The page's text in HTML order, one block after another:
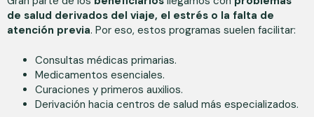
de salud derivados del viaje, el estrés o la falta de
atención previa. Por eso, estos programas suelen facilitar:
Consultas médicas primarias.
Medicamentos esenciales.
Curaciones y primeros auxilios.
Derivación hacia centros de salud más especializados.